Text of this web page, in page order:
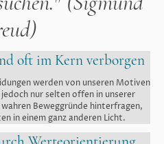
oft im Kern verborgen
werden von unseren Motiven
nur selten offen in unserer
Beweggründe hinterfragen,
in einem ganz anderen Licht.